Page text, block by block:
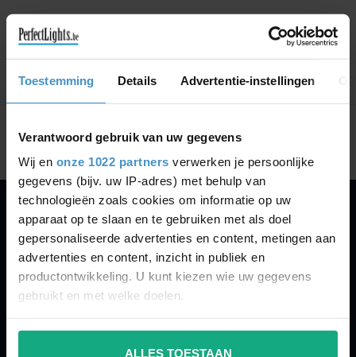
Toestemming Details Advertentie-instellingen
Verantwoord gebruik van uw gegevens
Wij en onze 1022 partners verwerken je persoonlijke
gegevens (bijv. uw IP-adres) met behulp van
technologieën zoals cookies om informatie op uw
apparaat op te slaan en te gebruiken met als doel
gepersonaliseerde advertenties en content, metingen aan
advertenties en content, inzicht in publiek en
productontwikkeling. U kunt kiezen wie uw gegevens
gebruikt en met welke doelen.
Als u het toestaat, willen we ook graag:
ALLES TOESTAAN
Showing1-0of 0
PERFECTLIGHTS
Gegevens:
Kruisbeeldsraat 72
9220 Hamme